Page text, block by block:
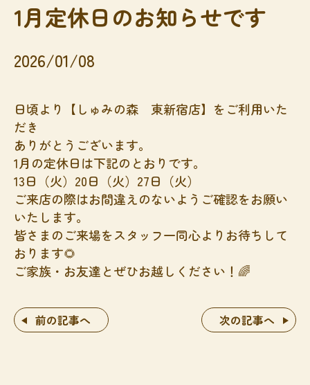
1月定休日のお知らせです
2026/01/08
日頃より【しゅみの森 東新宿店】をご利用いた
だき
ありがとうございます。
1月の定休日は下記のとおりです。
13日（火）20日（火）27日（火）
ご来店の際はお間違えのないようご確認をお願い
いたします。
皆さまのご来場をスタッフ一同心よりお待ちして
おります🌻
ご家族・お友達とぜひお越しください！🌈
前の記事へ 次の記事へ